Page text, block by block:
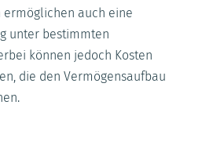
ermöglichen auch eine
unter bestimmten
können jedoch Kosten
die den Vermögensaufbau